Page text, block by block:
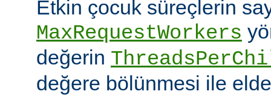
Etkin çocuk süreçlerin
MaxRequestWorkers
değerin
değere bölünmesi ile